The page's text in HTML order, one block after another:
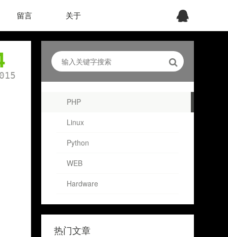
留言 关于
PHP
Linux
Python
WEB
Hardware
热门文章